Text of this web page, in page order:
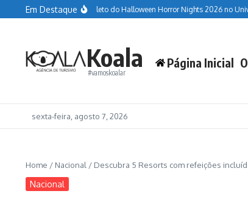
Ir para o conteúdo
Em Destaque
Guia completo do Halloween Horror Nights 2026 no Universal
Koala
#vamoskoalar
Página Inicial
sexta-feira, agosto 7, 2026
Home / Nacional / Descubra 5 Resorts com refeições
Nacional